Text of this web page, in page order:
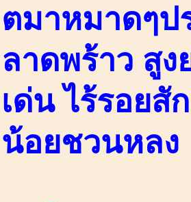
ตมาหมาดๆป
ลาดพร้าว สูง
เด่น ไร้รอยสั
น้อยชวนหลง